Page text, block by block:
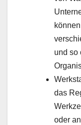
und so
das
oder